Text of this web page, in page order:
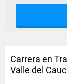
Carrera en
Valle del